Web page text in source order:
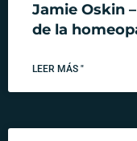
Jamie Oskin
de la
LEER MÁS "